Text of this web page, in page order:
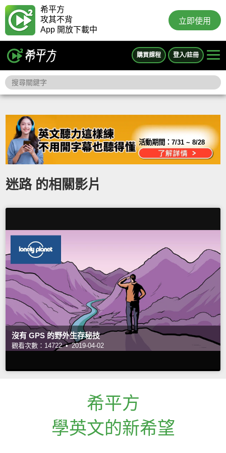
希平方
攻其不背
App 開放下載中
立即使用
購買課程 登入/註冊
活動期間：7/31 ~ 8/28
迷路 的相關影片
沒有 GPS 的野外生存秘技
觀看次數：14722 • 2019-04-02
希平方
學英文的新希望